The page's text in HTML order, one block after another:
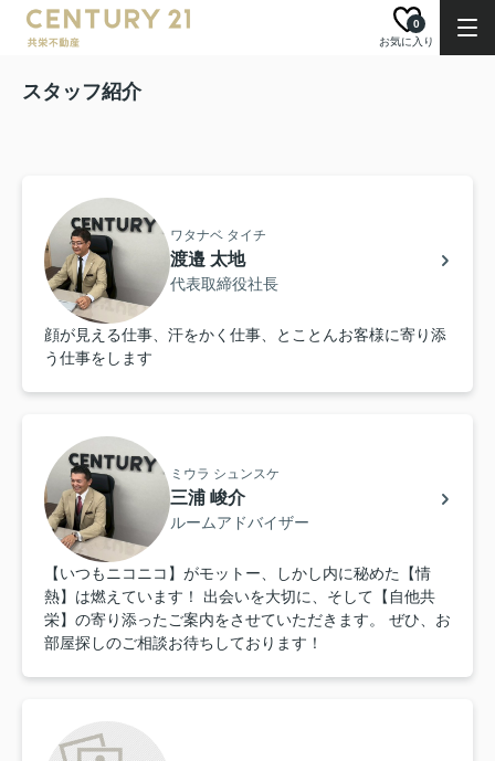
お気に入り
0
スタッフ紹介
ワタナベ タイチ
渡邉 太地
代表取締役社長
顔が見える仕事、汗をかく仕事、とことんお客様に寄り添
う仕事をします
ミウラ シュンスケ
三浦 峻介
ルームアドバイザー
【いつもニコニコ】がモットー、しかし内に秘めた【情
熱】は燃えています！ 出会いを大切に、そして【自他共
栄】の寄り添ったご案内をさせていただきます。 ぜひ、お
部屋探しのご相談お待ちしております！